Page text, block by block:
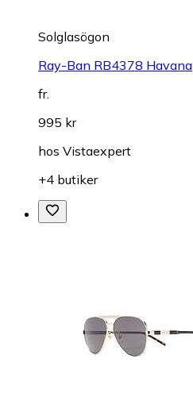
Solglasögon
Ray-Ban RB4378 Havana
fr.
995 kr
hos Vistaexpert
+4 butiker